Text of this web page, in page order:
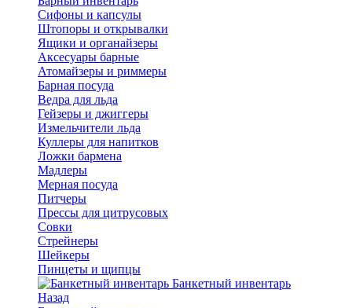
Сифоны и капсулы
Штопоры и открывалки
Ящики и органайзеры
Аксесуары барные
Атомайзеры и риммеры
Барная посуда
Ведра для льда
Гейзеры и джиггеры
Измельчители льда
Куллеры для напитков
Ложки бармена
Мадлеры
Мерная посуда
Питчеры
Прессы для цитрусовых
Совки
Стрейнеры
Шейкеры
Пинцеты и щипцы
Банкетный инвентарь
Назад